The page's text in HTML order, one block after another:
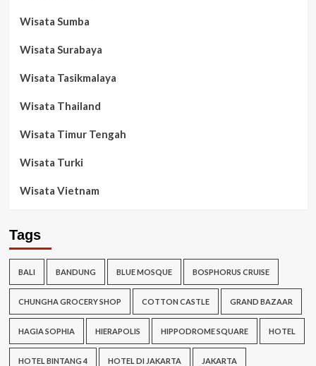
Wisata Sumba
Wisata Surabaya
Wisata Tasikmalaya
Wisata Thailand
Wisata Timur Tengah
Wisata Turki
Wisata Vietnam
Tags
BALI BANDUNG BLUE MOSQUE BOSPHORUS CRUISE
CHUNGHA GROCERY SHOP COTTON CASTLE GRAND BAZAAR
HAGIA SOPHIA HIERAPOLIS HIPPODROME SQUARE HOTEL
HOTEL BINTANG 4 HOTEL DI JAKARTA JAKARTA